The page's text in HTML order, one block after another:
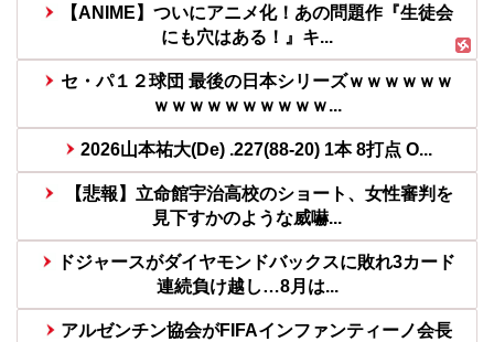
【ANIME】ついにアニメ化！あの問題作『生徒会
にも穴はある！』キ...
セ・パ１２球団 最後の日本シリーズｗｗｗｗｗｗ
ｗｗｗｗｗｗｗｗｗｗ...
2026山本祐大(De) .227(88-20) 1本 8打点 O...
【悲報】立命館宇治高校のショート、女性審判を
見下すかのような威嚇...
ドジャースがダイヤモンドバックスに敗れ3カード
連続負け越し…8月は...
アルゼンチン協会がFIFAインファンティーノ会長